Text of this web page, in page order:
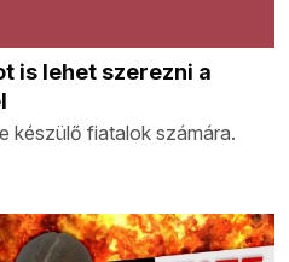
is lehet szerezni a
készülő fiatalok számára.